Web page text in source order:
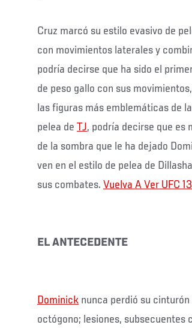
Cruz marcó su estilo evasivo de
con movimientos laterales y
podría decirse que ha sido el
de peso gallo con sus
las figuras más emblemáticas de
pelea de TJ, podría decirse que es
de la sombra que le ha dejado
ven en el estilo de pelea de
sus combates. Vuelva A Ver UFC
EL ANTECEDENTE
Dominick nunca perdió su cinturón
octógono; lesiones, subsecuentes